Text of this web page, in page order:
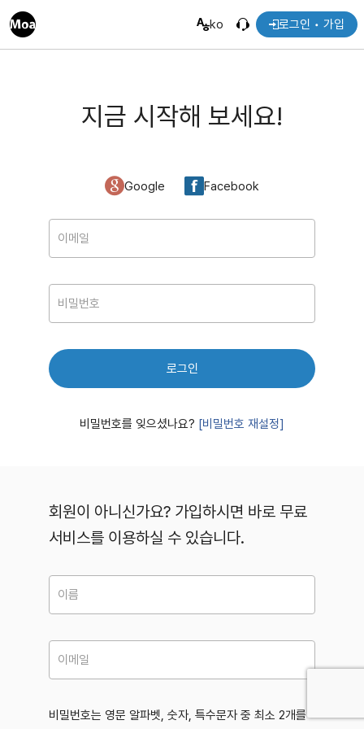
ko 로그인 • 가입
지금 시작해 보세요!
Google Facebook
로그인
비밀번호를 잊으셨나요? [비밀번호 재설정]
회원이 아니신가요? 가입하시면 바로 무료
서비스를 이용하실 수 있습니다.
비밀번호는 영문 알파벳, 숫자, 특수문자 중 최소 2개를